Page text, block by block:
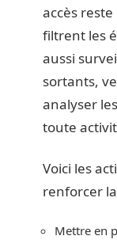
accès
filtrent les
aussi
sortants,
analyser
toute
Voici les
renforcer
Mettre en